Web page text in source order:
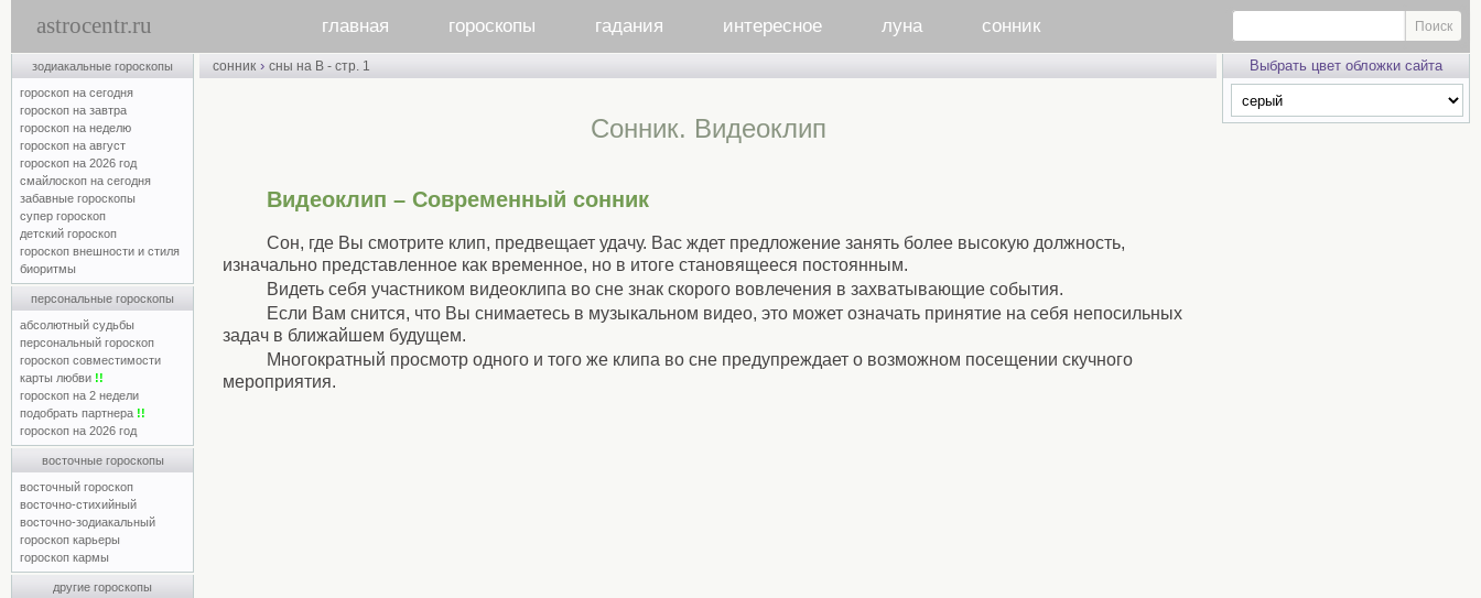
astrocentr.ru главная гороскопы гадания интересное луна сонник
зодиакальные гороскопы
гороскоп на сегодня
гороскоп на завтра
гороскоп на неделю
гороскоп на август
гороскоп на 2026 год
смайлоскоп на сегодня
забавные гороскопы
супер гороскоп
детский гороскоп
гороскоп внешности и стиля
биоритмы
персональные гороскопы
абсолютный судьбы
персональный гороскоп
гороскоп совместимости
карты любви !!
гороскоп на 2 недели
подобрать партнера !!
гороскоп на 2026 год
восточные гороскопы
восточный гороскоп
восточно-стихийный
восточно-зодиакальный
гороскоп карьеры
гороскоп кармы
другие гороскопы
сонник › сны на В - стр. 1
Cонник. Видеоклип
Видеоклип – Современный сонник
Сон, где Вы смотрите клип, предвещает удачу. Вас ждет предложение занять более высокую должность,
изначально представленное как временное, но в итоге становящееся постоянным.
Видеть себя участником видеоклипа во сне знак скорого вовлечения в захватывающие события.
Если Вам снится, что Вы снимаетесь в музыкальном видео, это может означать принятие на себя непосильных
задач в ближайшем будущем.
Многократный просмотр одного и того же клипа во сне предупреждает о возможном посещении скучного
мероприятия.
Выбрать цвет обложки сайта